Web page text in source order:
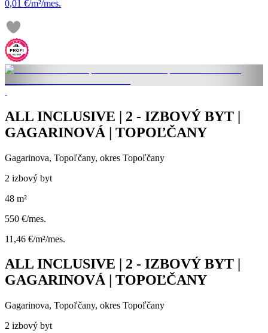
0,01 €/m²/mes.
ALL INCLUSIVE | 2 - IZBOVÝ BYT |
GAGARINOVÁ | TOPOĽČANY
Gagarinova, Topoľčany, okres Topoľčany
2 izbový byt
48 m²
550 €/mes.
11,46 €/m²/mes.
ALL INCLUSIVE | 2 - IZBOVÝ BYT |
GAGARINOVÁ | TOPOĽČANY
Gagarinova, Topoľčany, okres Topoľčany
2 izbový byt